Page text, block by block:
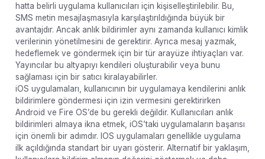
hatta belirli uygulama kullanıcıları için kişiselleştirilebilir. Bu,
SMS metin mesajlaşmasıyla karşılaştırıldığında büyük bir
avantajdır. Ancak anlık bildirimler aynı zamanda kullanıcı kimlik
verilerinin yönetilmesini de gerektirir. Ayrıca mesaj yazmak,
hedeflemek ve göndermek için bir tür arayüze ihtiyaçları var.
Yayıncılar bu altyapıyı kendileri oluşturabilir veya bunu
sağlaması için bir satıcı kiralayabilirler.
iOS uygulamaları, kullanıcının bir uygulamaya kendilerini anlık
bildirimlere göndermesi için izin vermesini gerektirirken
Android ve Fire OS’de bu gerekli değildir. Kullanıcıları anlık
bildirimleri almaya ikna etmek, iOS’taki uygulamaların başarısı
için önemli bir adımdır. IOS uygulamaları genellikle uygulama
ilk açıldığında standart bir uyarı gösterir. Alternatif bir yaklaşım,